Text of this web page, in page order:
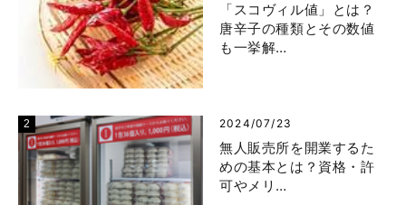
「スコヴィル値」とは？
唐辛子の種類とその数値
も一挙解…
2024/07/23
無人販売所を開業するた
めの基本とは？資格・許
可やメリ…